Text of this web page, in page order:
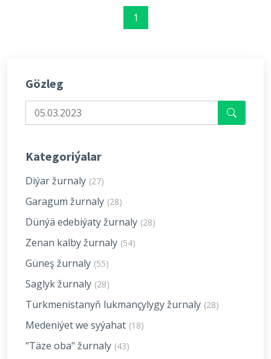
1
Gözleg
Kategoriýalar
Diýar žurnaly (27)
Garagum žurnaly (28)
Dünýä edebiýaty žurnaly (28)
Zenan kalby žurnaly (54)
Güneş žurnaly (55)
Saglyk žurnaly (28)
Türkmenistanyň lukmançylygy žurnaly (28)
Medeniýet we syýahat (18)
"Täze oba" žurnaly (43)